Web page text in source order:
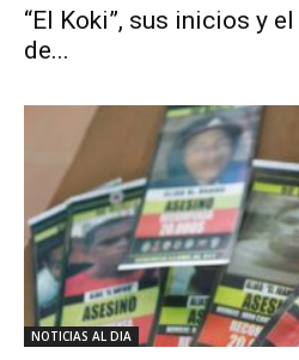
“El Koki”, sus inicios y
de...
NOTICIAS AL DIA